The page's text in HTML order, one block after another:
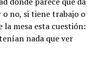
no, si tiene trabajo o
la mesa esta cuestión:
nada que ver